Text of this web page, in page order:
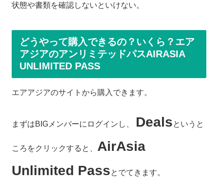
状態や書類を確認しないといけない。
どうやって購入できるの？いくら？エア
アジアのアンリミテッドパスAIRASIA
UNLIMITED PASS
エアアジアのサイトから購入できます。
まずはBIGメンバーにログインし、 Dealsというと
ころをクリックすると、 AirAsia
Unlimited Passとでてきます。